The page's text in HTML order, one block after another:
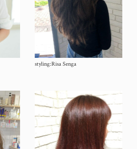
styling:Risa Senga